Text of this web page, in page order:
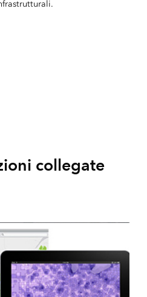
collegate